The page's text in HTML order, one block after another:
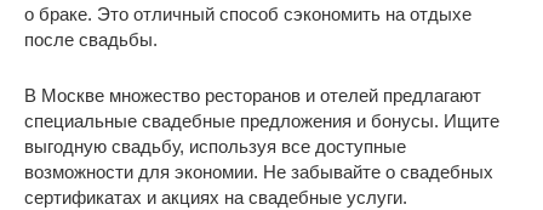
о браке. Это отличный способ сэкономить на отдыхе
после свадьбы.
В Москве множество ресторанов и отелей предлагают
специальные свадебные предложения и бонусы. Ищите
выгодную свадьбу, используя все доступные
возможности для экономии. Не забывайте о свадебных
сертификатах и акциях на свадебные услуги.